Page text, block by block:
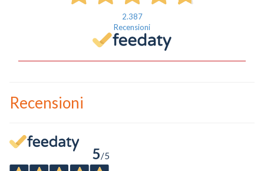
2.387
Recensioni
Recensioni
5/5